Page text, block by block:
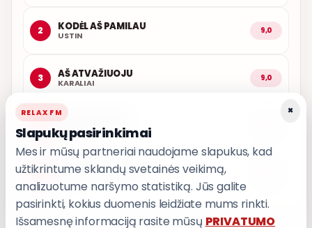
2 KODĖL AŠ PAMILAU
USTIN 9,0
3 AŠ ATVAŽIUOJU
KARALIAI 9,0
INARA
5 PASKUBĖK VAŽIUOTI
×
RELAX FM
Slapukų pasirinkimai
Mes ir mūsų partneriai naudojame slapukus, kad
užtikrintume sklandų svetainės veikimą,
analizuotume naršymo statistiką. Jūs galite
pasirinkti, kokius duomenis leidžiate mums rinkti.
Išsamesnę informaciją rasite mūsų PRIVATUMO